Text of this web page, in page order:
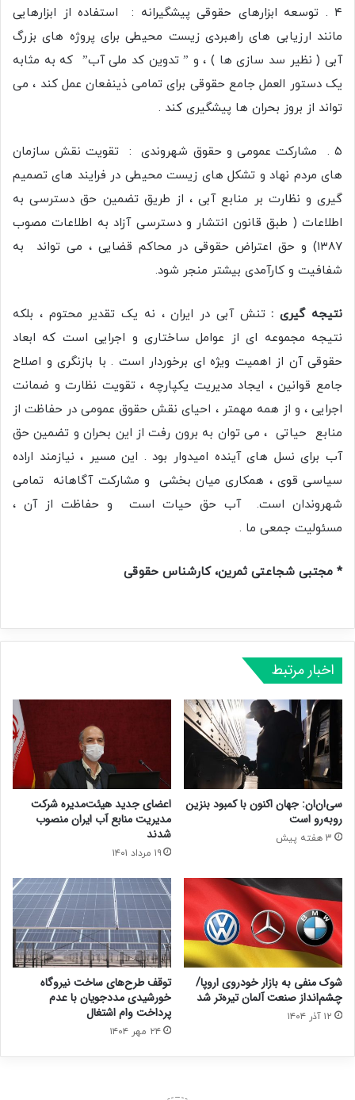
۴ . توسعه ابزارهای حقوقی پیشگیرانه : استفاده از ابزارهایی
مانند ارزیابی های راهبردی زیست محیطی برای پروژه های بزرگ
آبی ( نظیر سد سازی ها ) ، و ” تدوین کد ملی آب” که به مثابه
یک دستور العمل جامع حقوقی برای تمامی ذینفعان عمل کند ، می
تواند از بروز بحران ها پیشگیری کند .
۵ . مشارکت عمومی و حقوق شهروندی : تقویت نقش سازمان
های مردم نهاد و تشکل های زیست محیطی در فرایند های تصمیم
گیری و نظارت بر منابع آبی ، از طریق تضمین حق دسترسی به
اطلاعات ( طبق قانون انتشار و دسترسی آزاد به اطلاعات مصوب
۱۳۸۷) و حق اعتراض حقوقی در محاکم قضایی ، می تواند به
شفافیت و کارآمدی بیشتر منجر شود.
نتیجه گیری :تنش آبی در ایران ، نه یک تقدیر محتوم ، بلکه
نتیجه مجموعه ای از عوامل ساختاری و اجرایی است که ابعاد
حقوقی آن از اهمیت ویژه ای برخوردار است . با بازنگری و اصلاح
جامع قوانین ، ایجاد مدیریت یکپارچه ، تقویت نظارت و ضمانت
اجرایی ، و از همه مهمتر ، احیای نقش حقوق عمومی در حفاظت از
منابع حیاتی ، می توان به برون رفت از این بحران و تضمین حق
آب برای نسل های آینده امیدوار بود . این مسیر ، نیازمند اراده
سیاسی قوی ، همکاری میان بخشی و مشارکت آگاهانه تمامی
شهروندان است. آب حق حیات است و حفاظت از آن ،
مسئولیت جمعی ما .
* مجتبی شجاعتی ثمرین، کارشناس حقوقی
اخبار مرتبط
سی‌ان‌ان: جهان اکنون با کمبود بنزین
روبه‌رو است
3 هفته پیش
اعضای جدید هیئت‌مدیره شرکت
مدیریت منابع آب ایران منصوب
شدند
۱۹ مرداد ۱۴۰۱
شوک منفی به بازار خودروی اروپا/
چشم‌انداز صنعت آلمان تیره‌تر شد
۱۲ آذر ۱۴۰۴
توقف طرح‌های ساخت نیروگاه
خورشیدی مددجویان با عدم
پرداخت وام اشتغال
۲۴ مهر ۱۴۰۴